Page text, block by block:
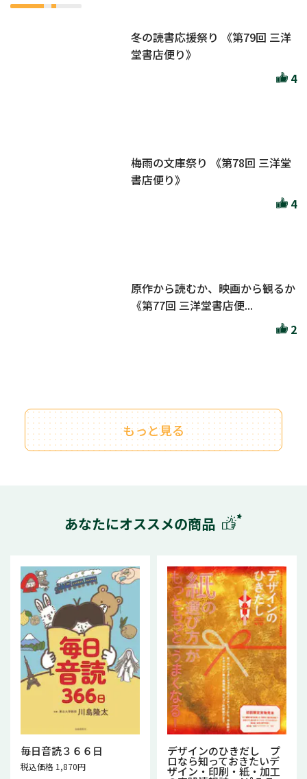
冬の読書応援祭り 《第79回 三洋
堂書店便り》
4
梅雨の文庫祭り 《第78回 三洋堂
書店便り》
4
原作から読むか、映画から観るか
《第77回 三洋堂書店便...
2
もっと見る
あなたにオススメの商品
毎日音読３６６日
税込価格 1,870円
デザインのひきだし プ
ロなら知っておきたいデ
ザイン・印刷・紙・加工